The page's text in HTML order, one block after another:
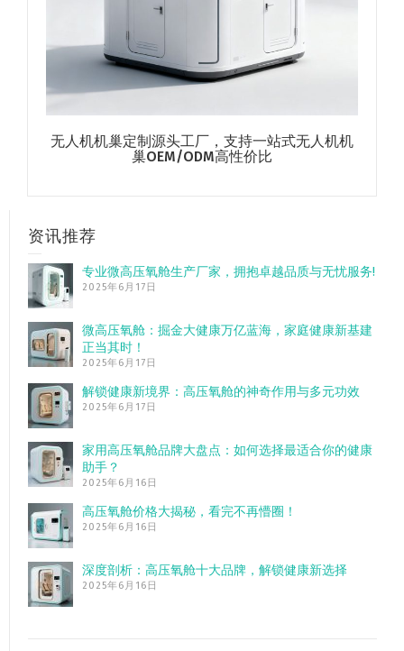
无人机机巢定制源头工厂，支持一站式无人机机
巢OEM/ODM高性价比
资讯推荐
专业微高压氧舱生产厂家，拥抱卓越品质与无忧服务!
2025年6月17日
微高压氧舱：掘金大健康万亿蓝海，家庭健康新基建
正当其时！
2025年6月17日
解锁健康新境界：高压氧舱的神奇作用与多元功效
2025年6月17日
家用高压氧舱品牌大盘点：如何选择最适合你的健康
助手？
2025年6月16日
高压氧舱价格大揭秘，看完不再懵圈！
2025年6月16日
深度剖析：高压氧舱十大品牌，解锁健康新选择
2025年6月16日